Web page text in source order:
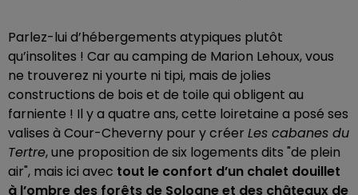
Parlez-lui d’hébergements atypiques plutôt
qu’insolites ! Car au camping de Marion Lehoux, vous
ne trouverez ni yourte ni tipi, mais de jolies
constructions de bois et de toile qui obligent au
farniente ! Il y a quatre ans, cette loiretaine a posé ses
valises à Cour-Cheverny pour y créer Les cabanes du
Tertre, une proposition de six logements dits "de plein
air", mais ici avec tout le confort d’un chalet douillet
à l’ombre des forêts de Sologne et des châteaux de